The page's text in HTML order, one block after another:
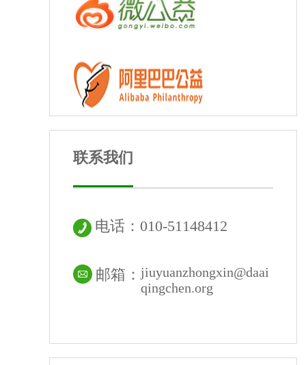
联系我们
电话：010-51148412
邮箱：jiuyuanzhongxin@daai
qingchen.org